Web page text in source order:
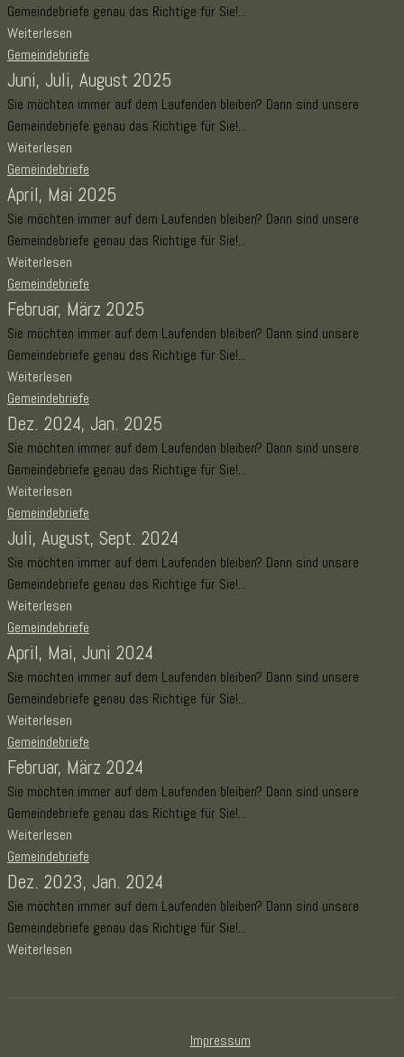
Gemeindebriefe genau das Richtige für Sie!...
Weiterlesen
Gemeindebriefe
Juni, Juli, August 2025
Sie möchten immer auf dem Laufenden bleiben? Dann sind unsere
Gemeindebriefe genau das Richtige für Sie!...
Weiterlesen
Gemeindebriefe
April, Mai 2025
Sie möchten immer auf dem Laufenden bleiben? Dann sind unsere
Gemeindebriefe genau das Richtige für Sie!...
Weiterlesen
Gemeindebriefe
Februar, März 2025
Sie möchten immer auf dem Laufenden bleiben? Dann sind unsere
Gemeindebriefe genau das Richtige für Sie!...
Weiterlesen
Gemeindebriefe
Dez. 2024, Jan. 2025
Sie möchten immer auf dem Laufenden bleiben? Dann sind unsere
Gemeindebriefe genau das Richtige für Sie!...
Weiterlesen
Gemeindebriefe
Juli, August, Sept. 2024
Sie möchten immer auf dem Laufenden bleiben? Dann sind unsere
Gemeindebriefe genau das Richtige für Sie!...
Weiterlesen
Gemeindebriefe
April, Mai, Juni 2024
Sie möchten immer auf dem Laufenden bleiben? Dann sind unsere
Gemeindebriefe genau das Richtige für Sie!...
Weiterlesen
Gemeindebriefe
Februar, März 2024
Sie möchten immer auf dem Laufenden bleiben? Dann sind unsere
Gemeindebriefe genau das Richtige für Sie!...
Weiterlesen
Gemeindebriefe
Dez. 2023, Jan. 2024
Sie möchten immer auf dem Laufenden bleiben? Dann sind unsere
Gemeindebriefe genau das Richtige für Sie!...
Weiterlesen
Impressum